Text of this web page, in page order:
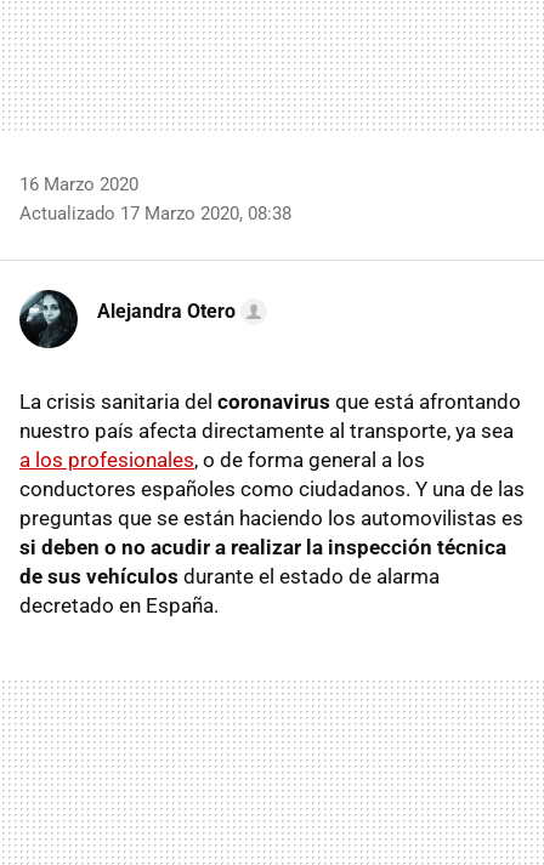
16 Marzo 2020
Actualizado 17 Marzo 2020, 08:38
Alejandra Otero
La crisis sanitaria del coronavirus que está afrontando
nuestro país afecta directamente al transporte, ya sea
a los profesionales, o de forma general a los
conductores españoles como ciudadanos. Y una de las
preguntas que se están haciendo los automovilistas es
si deben o no acudir a realizar la inspección técnica
de sus vehículos durante el estado de alarma
decretado en España.